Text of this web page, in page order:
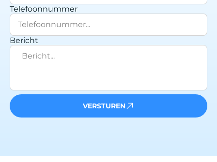
Telefoonnummer
Bericht
VERSTUREN